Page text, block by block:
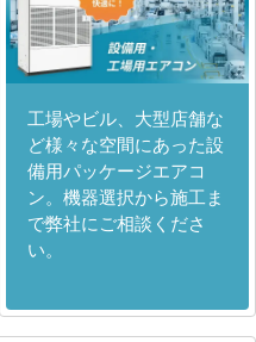
工場やビル、大型店舗な
ど様々な空間にあった設
備用パッケージエアコ
ン。機器選択から施工ま
で弊社にご相談くださ
い。